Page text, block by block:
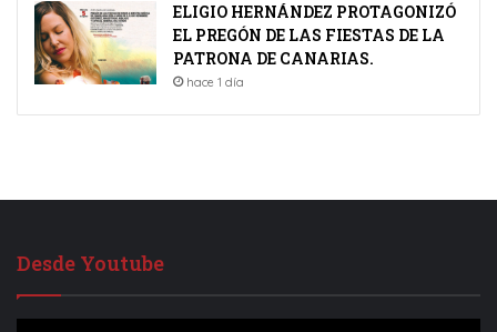
ELIGIO HERNÁNDEZ PROTAGONIZÓ
EL PREGÓN DE LAS FIESTAS DE LA
PATRONA DE CANARIAS.
hace 1 día
Desde Youtube